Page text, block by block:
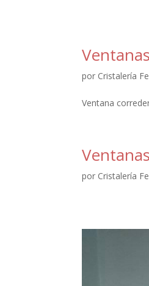
Ventanas
por Cristalería
Ventana
por Cristalería